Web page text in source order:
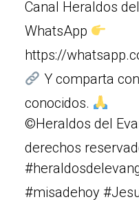
Canal Heraldos
WhatsApp
https://
Y comparta
conocidos.
©Heraldos del
derechos
#misadehoy